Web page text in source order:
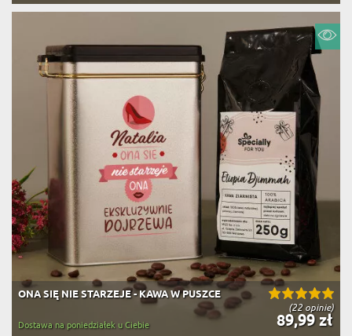
(22 opinie)
ONA SIĘ NIE STARZEJE - KAWA W PUSZCE
89,99 zł
Dostawa na poniedziałek u Ciebie